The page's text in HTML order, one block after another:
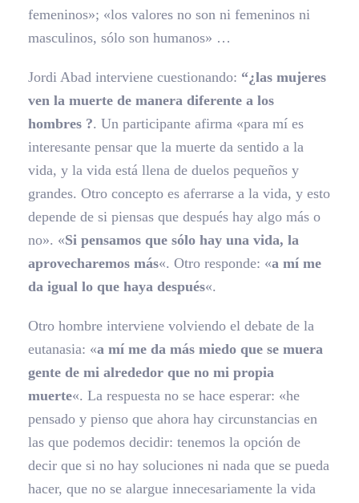
femeninos»; «los valores no son ni femeninos ni
masculinos, sólo son humanos» …
Jordi Abad interviene cuestionando: “¿las mujeres
ven la muerte de manera diferente a los
hombres ?. Un participante afirma «para mí es
interesante pensar que la muerte da sentido a la
vida, y la vida está llena de duelos pequeños y
grandes. Otro concepto es aferrarse a la vida, y esto
depende de si piensas que después hay algo más o
no». «Si pensamos que sólo hay una vida, la
aprovecharemos más«. Otro responde: «a mí me
da igual lo que haya después«.
Otro hombre interviene volviendo el debate de la
eutanasia: «a mí me da más miedo que se muera
gente de mi alrededor que no mi propia
muerte«. La respuesta no se hace esperar: «he
pensado y pienso que ahora hay circunstancias en
las que podemos decidir: tenemos la opción de
decir que si no hay soluciones ni nada que se pueda
hacer, que no se alargue innecesariamente la vida